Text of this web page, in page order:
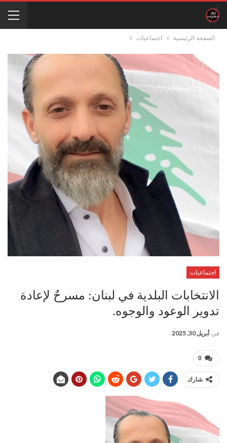
الصفحة الرئيسية اجتماعيات
اجتماعيات
الانتخابات البلدية في لبنان: مسرحٌ لإعادة
تدوير الوعود والوجوه.
في أبريل 30, 2025
0
شارك